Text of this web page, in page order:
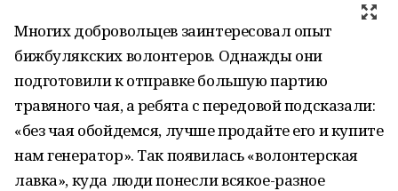
Многих добровольцев заинтересовал опыт
бижбулякских волонтеров. Однажды они
подготовили к отправке большую партию
травяного чая, а ребята с передовой подсказали:
«без чая обойдемся, лучше продайте его и купите
нам генератор». Так появилась «волонтерская
лавка», куда люди понесли всякое-разное